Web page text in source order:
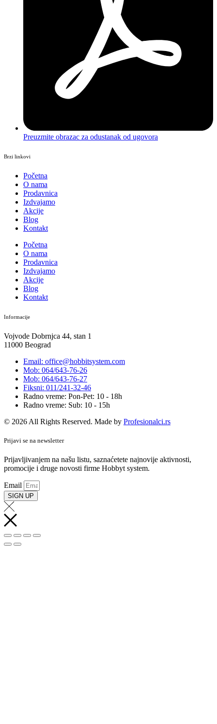
Preuzmite obrazac za odustanak od ugovora
Brzi linkovi
Početna
O nama
Prodavnica
Izdvajamo
Akcije
Blog
Kontakt
Početna
O nama
Prodavnica
Izdvajamo
Akcije
Blog
Kontakt
Informacije
Vojvode Dobrnjca 44, stan 1
11000 Beograd
Email: office@hobbitsystem.com
Mob: 064/643-76-26
Mob: 064/643-76-27
Fiksni: 011/241-32-46
Radno vreme: Pon-Pet: 10 - 18h
Radno vreme: Sub: 10 - 15h
© 2026 All Rights Reserved. Made by Profesionalci.rs
Prijavi se na newsletter
Prijavljivanjem na našu listu, saznaćetete najnovije aktivnosti,
promocije i druge novosti firme Hobbyt system.
Email
SIGN UP